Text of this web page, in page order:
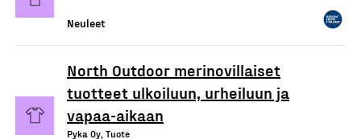
Neuleet
North Outdoor merinovillaiset
tuotteet ulkoiluun, urheiluun ja
vapaa-aikaan
Pyka Oy, Tuote